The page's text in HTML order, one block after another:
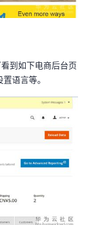
到如下电商后台页
语言等。